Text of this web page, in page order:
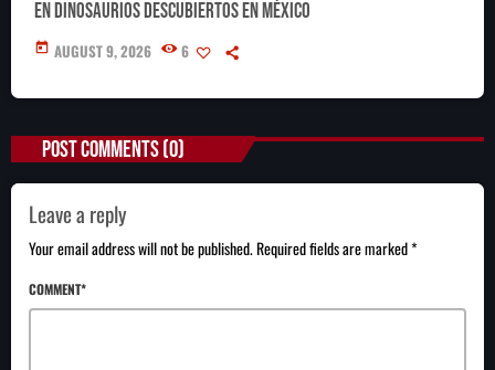
en dinosaurios descubiertos en México
today AUGUST 9, 2026 6
POST COMMENTS (0)
Leave a reply
Your email address will not be published. Required fields are marked *
COMMENT*